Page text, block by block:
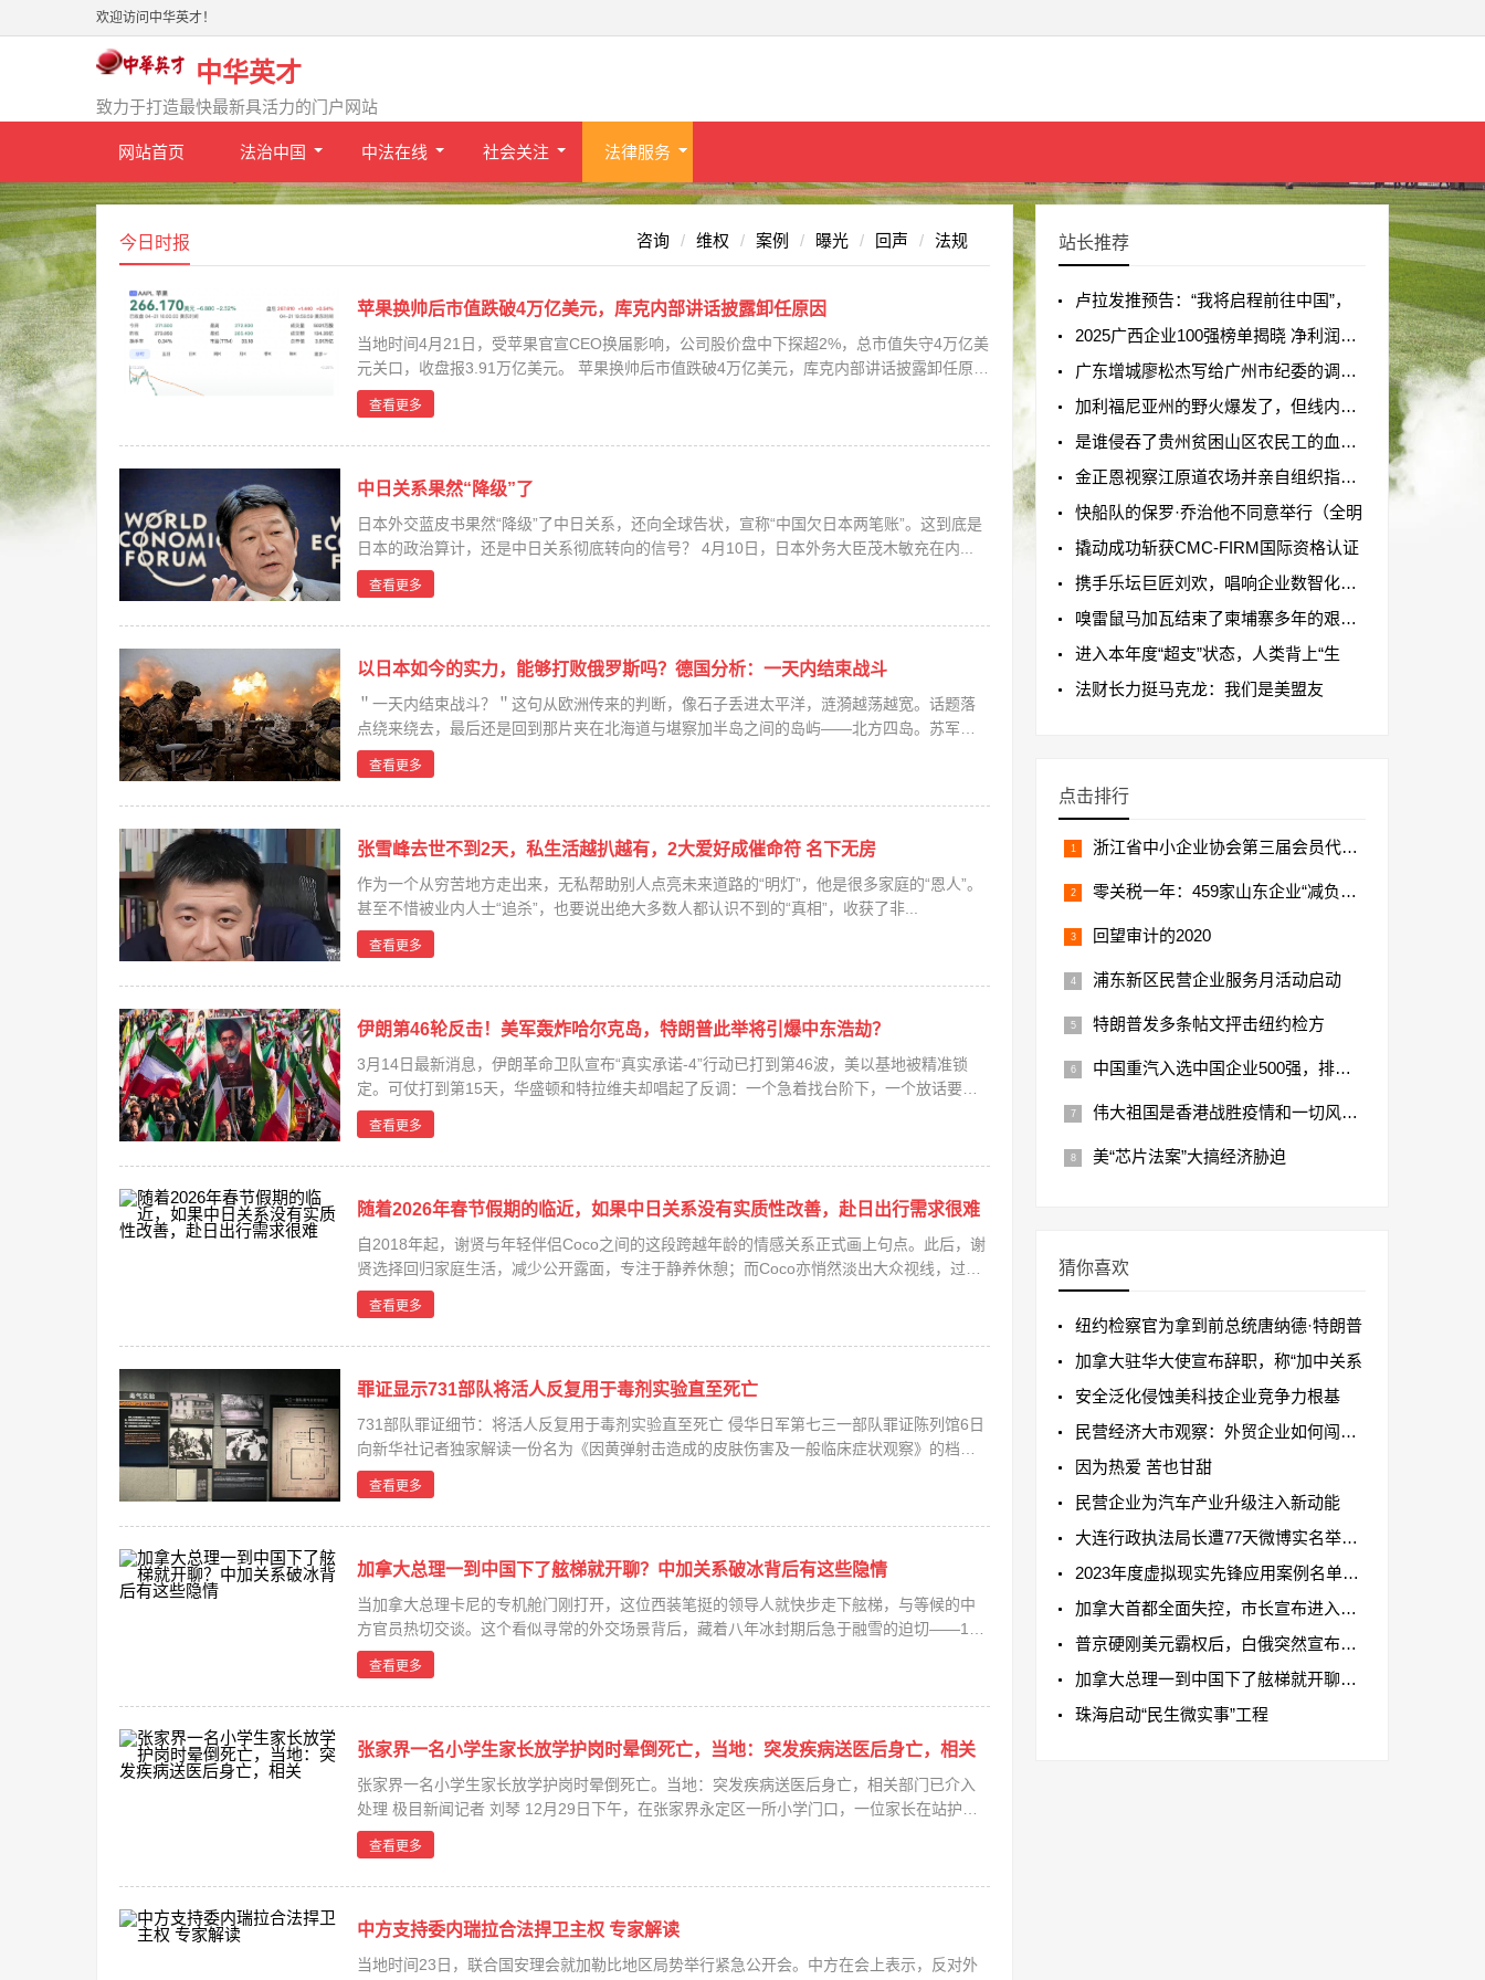
欢迎访问中华英才！
中华英才
致力于打造最快最新具活力的门户网站
网站首页 法治中国 中法在线 社会关注 法律服务
咨询 维权 案例 曝光 回声 法规
今日时报
苹果换帅后市值跌破4万亿美元，库克内部讲话披露卸任原因
当地时间4月21日，受苹果官宣CEO换届影响，公司股价盘中下探超2%，总市值失守4万亿美
元关口，收盘报3.91万亿美元。 苹果换帅后市值跌破4万亿美元，库克内部讲话披露卸任原因
但资本...
查看更多
中日关系果然“降级”了
日本外交蓝皮书果然“降级”了中日关系，还向全球告状，宣称“中国欠日本两笔账”。这到底是
日本的政治算计，还是中日关系彻底转向的信号？ 4月10日，日本外务大臣茂木敏充在内...
查看更多
以日本如今的实力，能够打败俄罗斯吗？德国分析：一天内结束战斗
＂一天内结束战斗？＂这句从欧洲传来的判断，像石子丢进太平洋，涟漪越荡越宽。话题落
点绕来绕去，最后还是回到那片夹在北海道与堪察加半岛之间的岛屿——北方四岛。苏军
1945年...
查看更多
张雪峰去世不到2天，私生活越扒越有，2大爱好成催命符 名下无房
作为一个从穷苦地方走出来，无私帮助别人点亮未来道路的“明灯”，他是很多家庭的“恩人”。
甚至不惜被业内人士“追杀”，也要说出绝大多数人都认识不到的“真相”，收获了非...
查看更多
伊朗第46轮反击！美军轰炸哈尔克岛，特朗普此举将引爆中东浩劫？
3月14日最新消息，伊朗革命卫队宣布“真实承诺-4”行动已打到第46波，美以基地被精准锁
定。可仗打到第15天，华盛顿和特拉维夫却唱起了反调：一个急着找台阶下，一个放话要硬
刚到...
查看更多
随着2026年春节假期的临近，如果中日关系没有实质性改善，赴日出行需求很难
自2018年起，谢贤与年轻伴侣Coco之间的这段跨越年龄的情感关系正式画上句点。此后，谢
贤选择回归家庭生活，减少公开露面，专注于静养休憩；而Coco亦悄然淡出大众视线，过起
了极为...
查看更多
罪证显示731部队将活人反复用于毒剂实验直至死亡
731部队罪证细节：将活人反复用于毒剂实验直至死亡 侵华日军第七三一部队罪证陈列馆6日
向新华社记者独家解读一份名为《因黄弹射击造成的皮肤伤害及一般临床症状观察》的档
案，这...
查看更多
加拿大总理一到中国下了舷梯就开聊？中加关系破冰背后有这些隐情
当加拿大总理卡尼的专机舱门刚打开，这位西装笔挺的领导人就快步走下舷梯，与等候的中
方官员热切交谈。这个看似寻常的外交场景背后，藏着八年冰封期后急于融雪的迫切——1
月...
查看更多
张家界一名小学生家长放学护岗时晕倒死亡，当地：突发疾病送医后身亡，相关
张家界一名小学生家长放学护岗时晕倒死亡。当地：突发疾病送医后身亡，相关部门已介入
处理 极目新闻记者 刘琴 12月29日下午，在张家界永定区一所小学门口，一位家长在站护学
岗时...
查看更多
中方支持委内瑞拉合法捍卫主权 专家解读
当地时间23日，联合国安理会就加勒比地区局势举行紧急公开会。中方在会上表示，反对外
站长推荐
卢拉发推预告：“我将启程前往中国”，
2025广西企业100强榜单揭晓 净利润总额创
广东增城廖松杰写给广州市纪委的调查报
加利福尼亚州的野火爆发了，但线内工作
是谁侵吞了贵州贫困山区农民工的血汗钱
金正恩视察江原道农场并亲自组织指挥农
快船队的保罗·乔治他不同意举行（全明
撬动成功斩获CMC-FIRM国际资格认证
携手乐坛巨匠刘欢，唱响企业数智化转型
嗅雷鼠马加瓦结束了柬埔寨多年的艰苦工
进入本年度“超支”状态，人类背上“生
法财长力挺马克龙：我们是美盟友
点击排行
浙江省中小企业协会第三届会员代表大会
零关税一年：459家山东企业“减负增效”
回望审计的2020
浦东新区民营企业服务月活动启动
特朗普发多条帖文抨击纽约检方
中国重汽入选中国企业500强，排名再提升
伟大祖国是香港战胜疫情和一切风险的坚
美“芯片法案”大搞经济胁迫
猜你喜欢
纽约检察官为拿到前总统唐纳德·特朗普
加拿大驻华大使宣布辞职，称“加中关系
安全泛化侵蚀美科技企业竞争力根基
民营经济大市观察：外贸企业如何闯关突
因为热爱 苦也甘甜
民营企业为汽车产业升级注入新动能
大连行政执法局长遭77天微博实名举报被
2023年度虚拟现实先锋应用案例名单公布
加拿大首都全面失控，市长宣布进入紧急
普京硬刚美元霸权后，白俄突然宣布将用
加拿大总理一到中国下了舷梯就开聊？中
珠海启动“民生微实事”工程